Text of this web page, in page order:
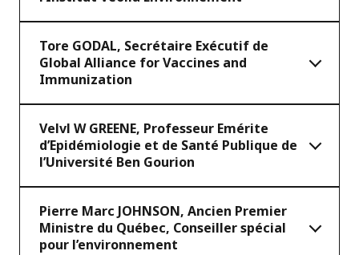
Tore GODAL, Secrétaire Exécutif de
Global Alliance for Vaccines and
Immunization
Velvl W GREENE, Professeur Emérite
d’Epidémiologie et de Santé Publique de
l’Université Ben Gourion
Pierre Marc JOHNSON, Ancien Premier
Ministre du Québec, Conseiller spécial
pour l’environnement